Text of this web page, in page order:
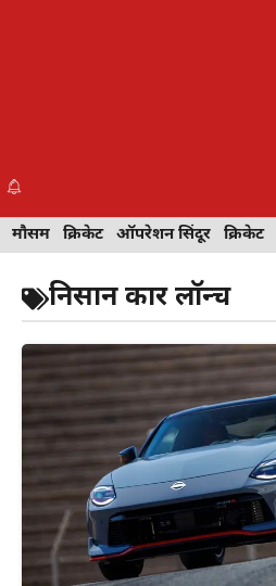
इवेंट
खेल मेहंदी डिज़ाइन टेक्नोलॉजी
मौसम क्रिकेट ऑपरेशन सिंदूर क्रिकेट
निसान कार लॉन्च